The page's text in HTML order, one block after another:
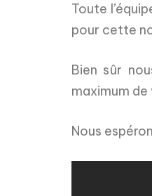
Toute
pour cette
Bien sûr
maximum
Nous